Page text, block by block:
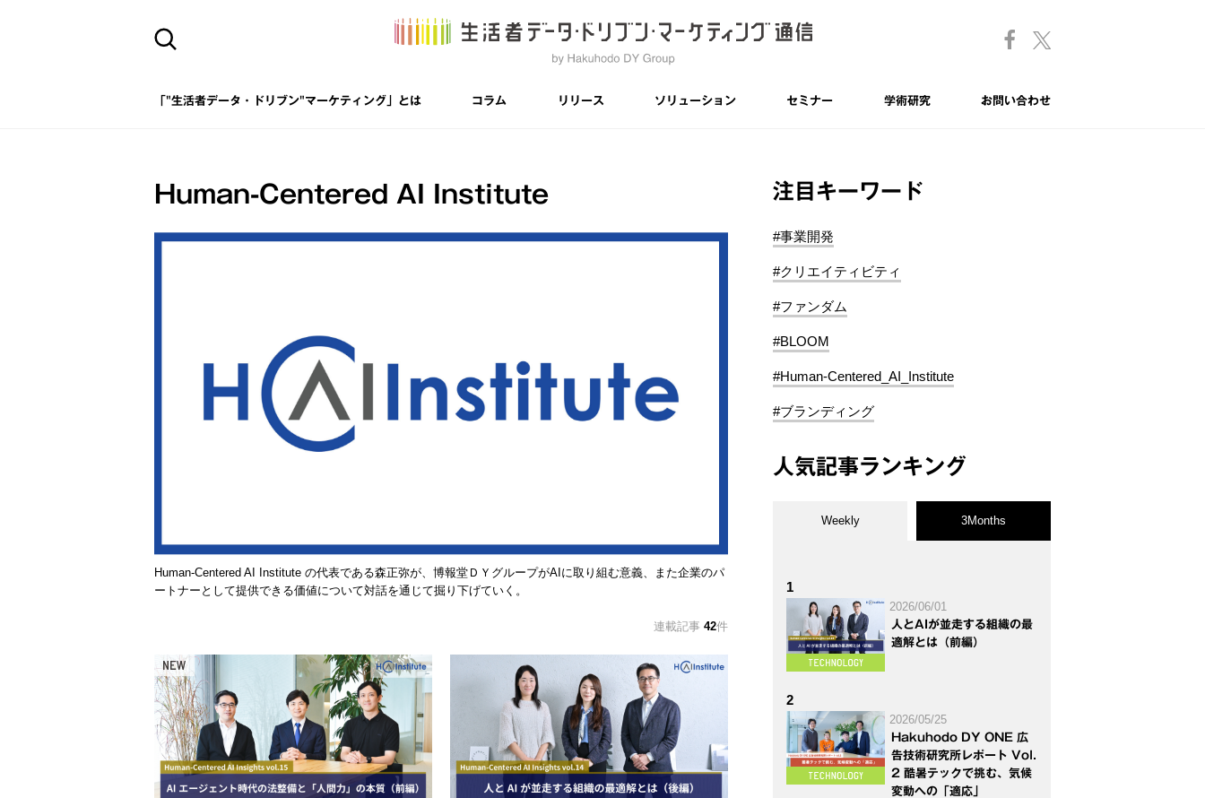
「"生活者データ・ドリブン"マーケティング」とは コラム リリース ソリューション セミナー 学術研究 お問い合わせ
Human-Centered AI Institute
Human-Centered AI Institute の代表である森正弥が、博報堂ＤＹグループがAIに取り組む意義、また企業のパ
ートナーとして提供できる価値について対話を通じて掘り下げていく。
連載記事 42件
注目キーワード
#事業開発
#クリエイティビティ
#ファンダム
#BLOOM
#Human-Centered_AI_Institute
#ブランディング
人気記事ランキング
Weekly 3Months
1
2026/06/01
人とAIが並走する組織の最
適解とは（前編）
2
2026/05/25
Hakuhodo DY ONE 広
告技術研究所レポート Vol.
2 酷暑テックで挑む、気候
変動への「適応」